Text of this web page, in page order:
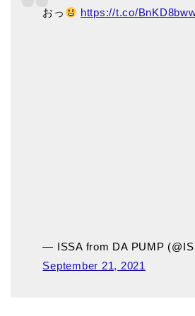
おっ https://t.co/
— ISSA from DA PUMP
September 21, 2021